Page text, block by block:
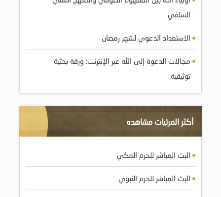
السلفي
الاستعداد الدعوي لشهر رمضان
مجالات الدعوة إلى الله عبر الإنترنت: ورقة بحثية
توثيقية
أكثر المرئيات مشاهده
البث المباشر للحرم المكي
البث المباشر للحرم النبوي